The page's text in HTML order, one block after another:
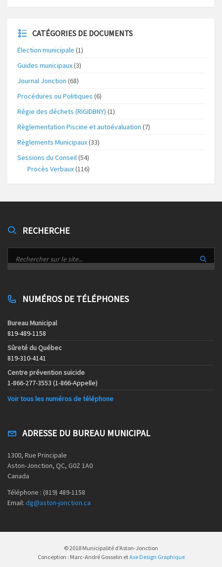
CATÉGORIES DE DOCUMENTS
Élection municipale (1)
Guides municipaux(3)
Journal Jonction (68)
Procédures ou Politiques (6)
Régie des déchets (RIGIDBNY) (1)
Règlementation Piscine et autoévaluation (7)
Règlements Municipaux(33)
Sessions du Conseil(54)
Procès Verbaux(116)
RECHERCHE
NUMÉROS DE TÉLÉPHONES
Bureau Municipal
819-489-1158
Sûreté du Québec
819-310-4141
Centre prévention suicide
1-866-277-3553 (1-866-Appelle)
Voir tous les numéros de téléphone
ADRESSE DU BUREAU MUNICIPAL
1300, Rue Principale
Aston-Jonction, QC, G0Z 1A0
Canada
Téléphone : (819) 489-1158
Email: dg@aston-jonction.ca
© 2018 Municipalité d'Aston-Jonction
Conception : Marc-André Gosselin etAxe Design Graphique